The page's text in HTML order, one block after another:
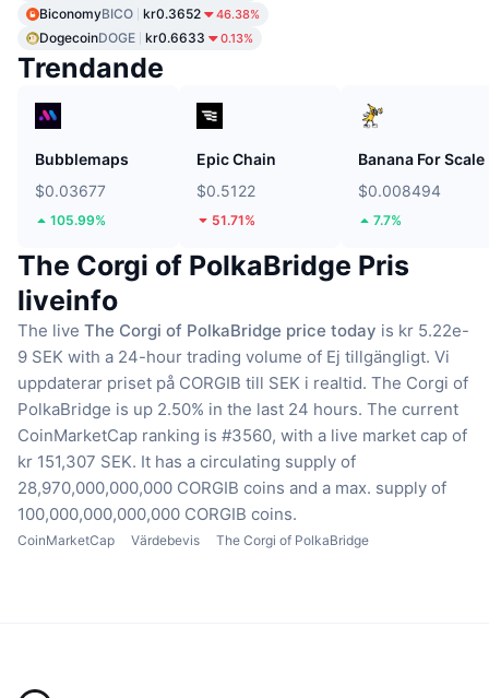
BiconomyBICO kr0.3652 46.38%
DogecoinDOGE kr0.6633 0.13%
Trendande
Bubblemaps
$0.03677
105.99%
Epic Chain
$0.5122
51.71%
Banana For Scale
$0.008494
7.7%
The Corgi of PolkaBridge Pris
liveinfo
The live The Corgi of PolkaBridge price today is kr 5.22e-
9 SEK with a 24-hour trading volume of Ej tillgängligt. Vi
uppdaterar priset på CORGIB till SEK i realtid. The Corgi of
PolkaBridge is up 2.50% in the last 24 hours. The current
CoinMarketCap ranking is #3560, with a live market cap of
kr 151,307 SEK. It has a circulating supply of
28,970,000,000,000 CORGIB coins and a max. supply of
100,000,000,000,000 CORGIB coins.
CoinMarketCap Värdebevis The Corgi of PolkaBridge